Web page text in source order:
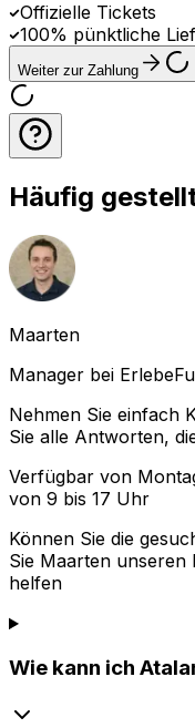
Offizielle Tickets
100% pünktliche
Weiter zur Zahlung
Häufig
Maarten
Manager bei
Nehmen Sie einfach
Sie alle Antworten,
Verfügbar von
von 9 bis 17 Uhr
Können Sie die
Sie Maarten unseren
helfen
Wie kann ich